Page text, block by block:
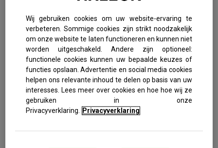
GEVOELIGHEID OP VEEL VERSCHILLENDE
MANIEREN. DE MENSEN DIE DEELNAMEN AAN DE
NIEUWSTE SENSODYNE CAMPAGNEFILM
BESCHRIJVEN HET ALS EEN SCHERPE, STEKENDE
PIJN, ZOALS WANNEER NAGELS OP EEN
SCHOOLBORD KRASSEN OF HET GEVOEL DAT JE
DOOR EEN NAALD WORDT GESTOKEN. EÉN DING
IS DUIDELIJK: HET IS EEN INTENSE
ONAANGENAME SENSATIE.
“De meeste mensen beschrijven gevoeligheid als een
korte, scherpe sensatie die ze krijgen na het nuttigen van
Wij gebruiken cookies om uw website-ervaring te
verbeteren. Sommige cookies zijn strikt noodzakelijk
om onze website te laten functioneren en kunnen niet
worden uitgeschakeld. Andere zijn optioneel:
functionele cookies kunnen uw bepaalde keuzes of
functies opslaan. Advertentie en social media cookies
helpen ons relevante inhoud te delen op basis van uw
interesses. Lees meer over cookies en hoe hoe wij ze
gebruiken in onze
Privacyverklaring.
Privacyverklaring